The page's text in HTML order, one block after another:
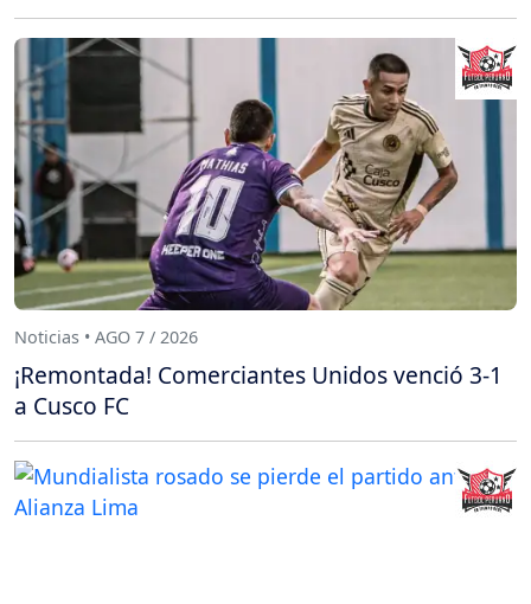
Noticias • AGO 7 / 2026
¡Remontada! Comerciantes Unidos venció 3-1
a Cusco FC